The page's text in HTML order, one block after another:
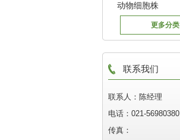
动物细胞株
更多分类
联系我们
联系人：陈经理
电话：021-56980380
传真：